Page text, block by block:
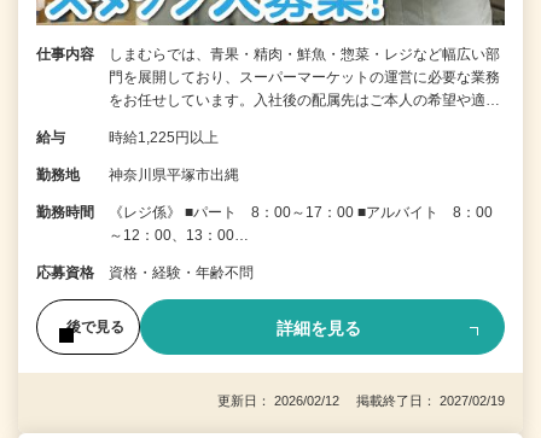
仕事内容
しまむらでは、青果・精肉・鮮魚・惣菜・レジなど幅広い部
門を展開しており、スーパーマーケットの運営に必要な業務
をお任せしています。入社後の配属先はご本人の希望や適…
給与 時給1,225円以上
勤務地 神奈川県平塚市出縄
勤務時間
《レジ係》 ■パート 8：00～17：00 ■アルバイト 8：00
～12：00、13：00…
応募資格 資格・経験・年齢不問
後で見る 詳細を見る
更新日： 2026/02/12 掲載終了日： 2027/02/19